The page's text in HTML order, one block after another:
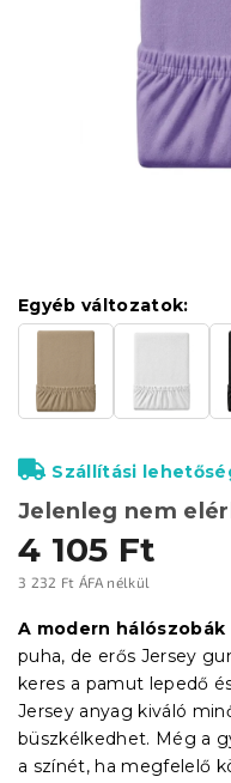
4 105 Ft
3 232 Ft ÁFA nélkül
Jelenleg nem
Egyéb változatok:
Szállítási
A modern
puha, de erős Jersey
keres a pamut lepedő
Jersey anyag kiváló
büszkélkedhet. Még a
a színét, ha megfelelő